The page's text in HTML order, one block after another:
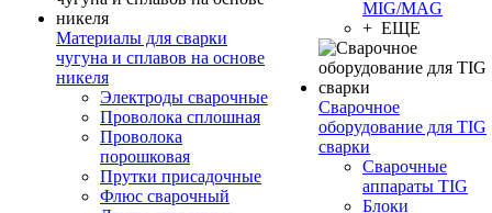
Материалы для сварки
чугуна и сплавов на основе
никеля
Электроды сварочные
Проволока сплошная
Проволока
порошковая
Прутки присадочные
Флюс сварочный
MIG/MAG
+ ЕЩЕ
Сварочное
оборудование для TIG
сварки
Сварочные
аппараты TIG
Блоки